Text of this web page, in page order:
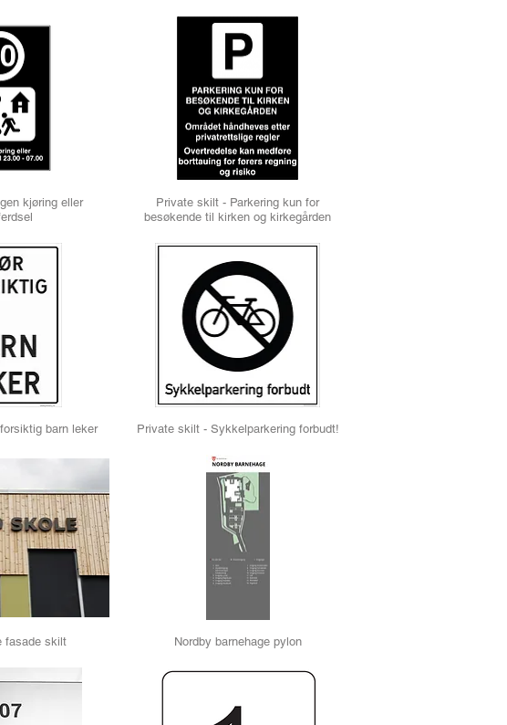
kjøring eller
Private skilt - Parkering kun for
besøkende til kirken og kirkegården
barn leker Private skilt - Sykkelparkering forbudt!
fasade skilt Nordby barnehage pylon